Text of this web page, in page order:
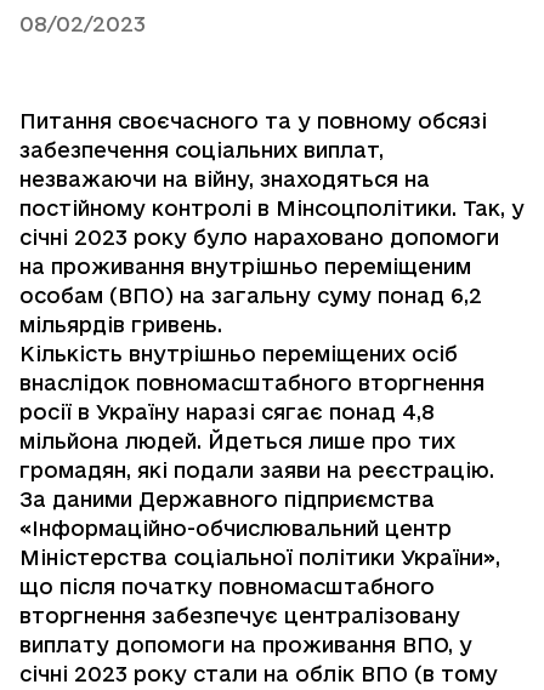
08/02/2023
Питання своєчасного та у повному обсязі
забезпечення соціальних виплат,
незважаючи на війну, знаходяться на
постійному контролі в Мінсоцполітики. Так, у
січні 2023 року було нараховано допомоги
на проживання внутрішньо переміщеним
особам (ВПО) на загальну суму понад 6,2
мільярдів гривень.
Кількість внутрішньо переміщених осіб
внаслідок повномасштабного вторгнення
росії в Україну наразі сягає понад 4,8
мільйона людей. Йдеться лише про тих
громадян, які подали заяви на реєстрацію.
За даними Державного підприємства
«Інформаційно-обчислювальний центр
Міністерства соціальної політики України»,
що після початку повномасштабного
вторгнення забезпечує централізовану
виплату допомоги на проживання ВПО, у
січні 2023 року стали на облік ВПО (в тому